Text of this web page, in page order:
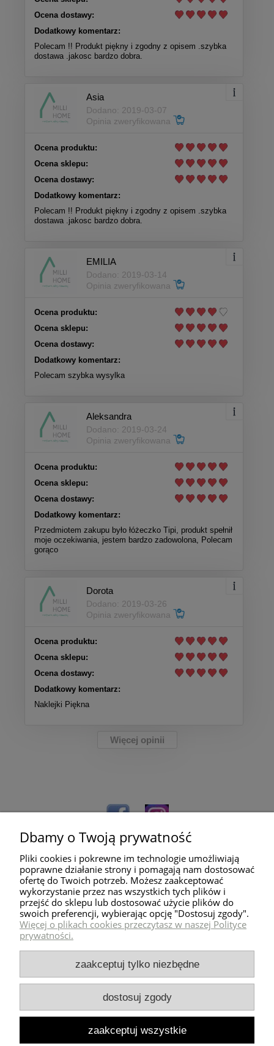
Ocena dostawy:
Dodatkowy komentarz:
Polecam !! Produkt piękny i zgodny z opisem .szybka
dostawa .jakosc bardzo dobra.
Asia
Dodano: 2019-03-07
Opinia zweryfikowana
Ocena produktu:
Ocena sklepu:
Ocena dostawy:
Dodatkowy komentarz:
Polecam !! Produkt piękny i zgodny z opisem .szybka
dostawa .jakosc bardzo dobra.
EMILIA
Dodano: 2019-03-14
Opinia zweryfikowana
Ocena produktu:
Ocena sklepu:
Ocena dostawy:
Dodatkowy komentarz:
Polecam szybka wysylka
Aleksandra
Dodano: 2019-03-24
Opinia zweryfikowana
Ocena produktu:
Ocena sklepu:
Ocena dostawy:
Dodatkowy komentarz:
Przedmiotem zakupu było łóżeczko Tipi, produkt spełnił
moje oczekiwania, jestem bardzo zadowolona, Polecam
gorąco
Dorota
Dodano: 2019-03-26
Opinia zweryfikowana
Ocena produktu:
Ocena sklepu:
Ocena dostawy:
Dodatkowy komentarz:
Naklejki Piękna
Więcej opinii
Pomoc
Moje konto
Zwroty i reklamacje
Milli Home
Dbamy o Twoją prywatność
Pliki cookies i pokrewne im technologie umożliwiają
poprawne działanie strony i pomagają nam dostosować
ofertę do Twoich potrzeb. Możesz zaakceptować
wykorzystanie przez nas wszystkich tych plików i
przejść do sklepu lub dostosować użycie plików do
swoich preferencji, wybierając opcję "Dostosuj zgody".
Więcej o plikach cookies przeczytasz w naszej Polityce
prywatności.
zaakceptuj tylko niezbędne
dostosuj zgody
zaakceptuj wszystkie